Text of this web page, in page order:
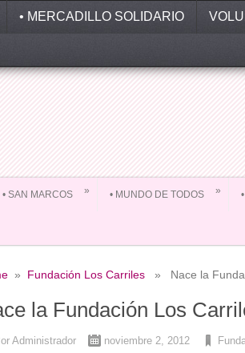
• MERCADILLO SOLIDARIO
• SAN MARCOS » • MUNDO DE TODOS »
» Fundación Los Carriles» Nace la
la Fundación Los
Administrador noviembre 2, 2012